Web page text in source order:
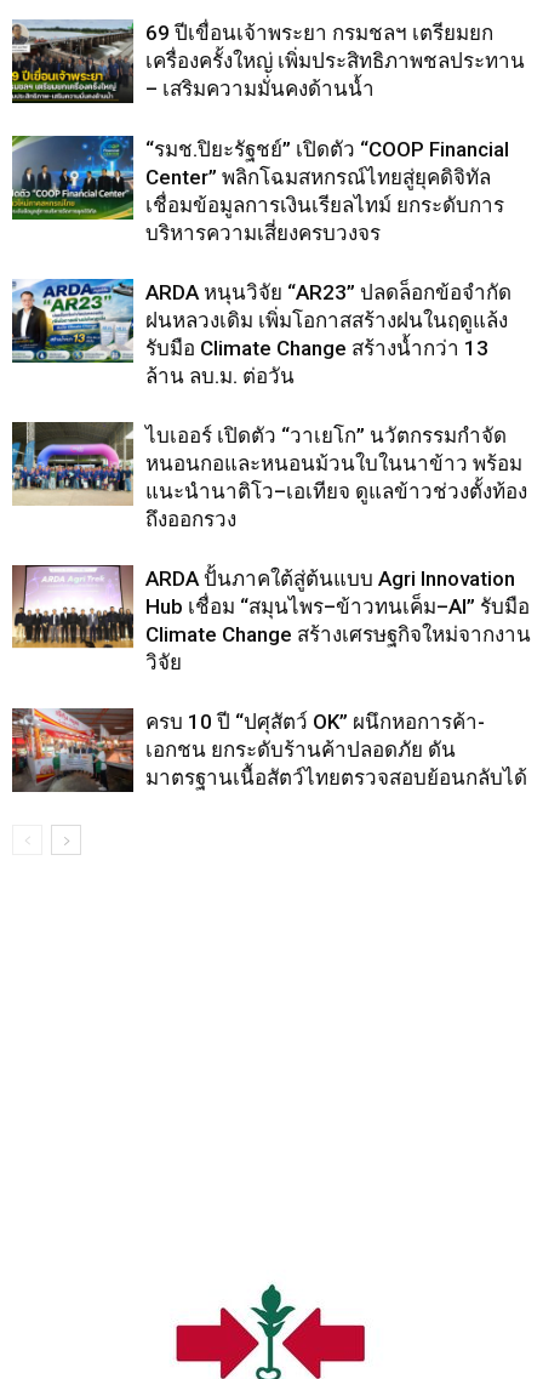
69 ปีเขื่อนเจ้าพระยา กรมชลฯ เตรียมยก
เครื่องครั้งใหญ่ เพิ่มประสิทธิภาพชลประทาน
– เสริมความมั่นคงด้านน้ำ
“รมช.ปิยะรัฐชย์” เปิดตัว “COOP Financial
Center” พลิกโฉมสหกรณ์ไทยสู่ยุคดิจิทัล
เชื่อมข้อมูลการเงินเรียลไทม์ ยกระดับการ
บริหารความเสี่ยงครบวงจร
ARDA หนุนวิจัย “AR23” ปลดล็อกข้อจำกัด
ฝนหลวงเดิม เพิ่มโอกาสสร้างฝนในฤดูแล้ง
รับมือ Climate Change สร้างน้ำกว่า 13
ล้าน ลบ.ม. ต่อวัน
ไบเออร์ เปิดตัว “วาเยโก” นวัตกรรมกำจัด
หนอนกอและหนอนม้วนใบในนาข้าว พร้อม
แนะนำนาติโว–เอเทียจ ดูแลข้าวช่วงตั้งท้อง
ถึงออกรวง
ARDA ปั้นภาคใต้สู่ต้นแบบ Agri Innovation
Hub เชื่อม “สมุนไพร–ข้าวทนเค็ม–AI” รับมือ
Climate Change สร้างเศรษฐกิจใหม่จากงาน
วิจัย
ครบ 10 ปี “ปศุสัตว์ OK” ผนึกหอการค้า-
เอกชน ยกระดับร้านค้าปลอดภัย ดัน
มาตรฐานเนื้อสัตว์ไทยตรวจสอบย้อนกลับได้